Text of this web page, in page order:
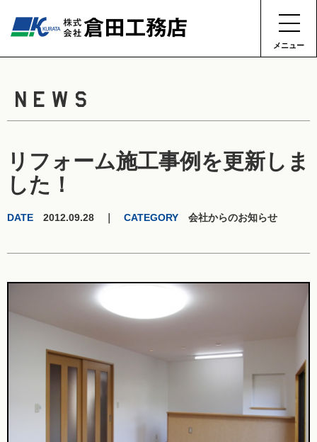
メニュー
NEWS
リフォーム施工事例を更新しま
した！
DATE 2012.09.28 ｜ CATEGORY 会社からのお知らせ